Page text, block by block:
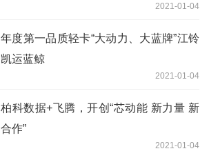
2021-01-04
年度第一品质轻卡“大动力、大蓝牌”江铃
凯运蓝鲸
2021-01-04
柏科数据+飞腾，开创“芯动能 新力量 新
合作”
2021-01-04